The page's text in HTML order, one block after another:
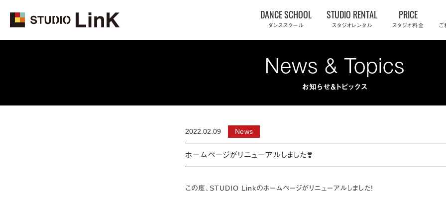
to
content
DANCE SCHOOL
ダンススクール
STUDIO RENTAL
スタジオレンタル
PRICE
スタジオ料金 ご
News & Topics
お知らせ＆トピックス
2022.02.09 News
ホームページがリニューアルしました❣️
この度、STUDIO Linkのホームページがリニューアルしました!